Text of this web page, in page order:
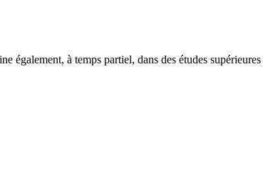
également, à temps partiel, dans des études